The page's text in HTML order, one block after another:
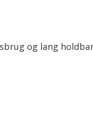
og lang